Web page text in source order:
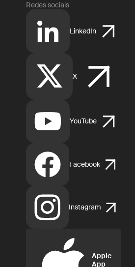
Redes sociais
LinkedIn
X
YouTube
Facebook
Instagram
Apple
App